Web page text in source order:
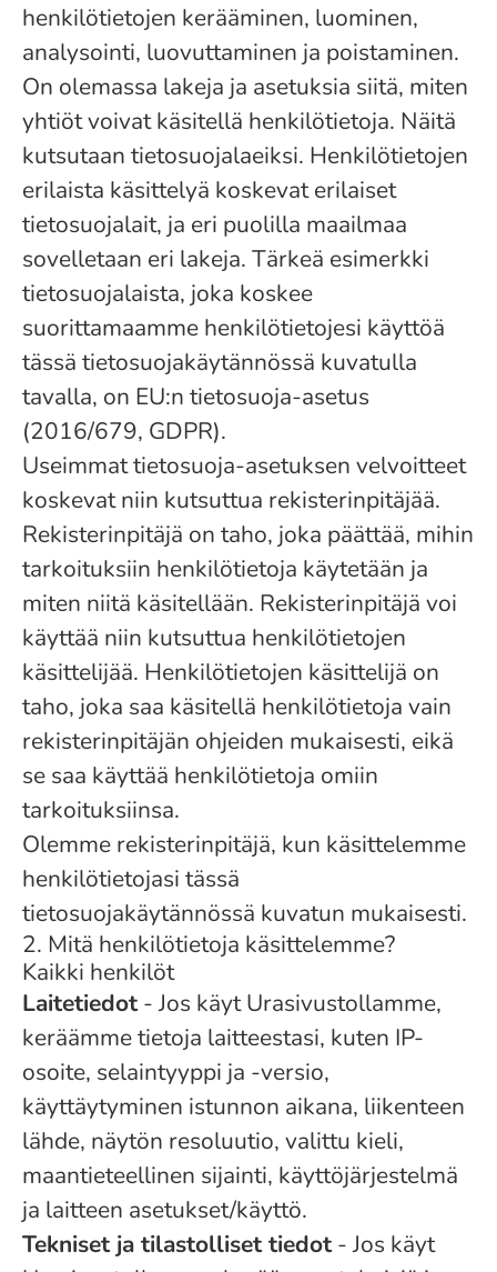
henkilötietojen kerääminen, luominen,
analysointi, luovuttaminen ja poistaminen.
On olemassa lakeja ja asetuksia siitä, miten
yhtiöt voivat käsitellä henkilötietoja. Näitä
kutsutaan tietosuojalaeiksi. Henkilötietojen
erilaista käsittelyä koskevat erilaiset
tietosuojalait, ja eri puolilla maailmaa
sovelletaan eri lakeja. Tärkeä esimerkki
tietosuojalaista, joka koskee
suorittamaamme henkilötietojesi käyttöä
tässä tietosuojakäytännössä kuvatulla
tavalla, on EU:n tietosuoja-asetus
(2016/679, GDPR).
Useimmat tietosuoja-asetuksen velvoitteet
koskevat niin kutsuttua rekisterinpitäjää.
Rekisterinpitäjä on taho, joka päättää, mihin
tarkoituksiin henkilötietoja käytetään ja
miten niitä käsitellään. Rekisterinpitäjä voi
käyttää niin kutsuttua henkilötietojen
käsittelijää. Henkilötietojen käsittelijä on
taho, joka saa käsitellä henkilötietoja vain
rekisterinpitäjän ohjeiden mukaisesti, eikä
se saa käyttää henkilötietoja omiin
tarkoituksiinsa.
Olemme rekisterinpitäjä, kun käsittelemme
henkilötietojasi tässä
tietosuojakäytännössä kuvatun mukaisesti.
2. Mitä henkilötietoja käsittelemme?
Kaikki henkilöt
Laitetiedot- Jos käyt Urasivustollamme,
keräämme tietoja laitteestasi, kuten IP-
osoite, selaintyyppi ja -versio,
käyttäytyminen istunnon aikana, liikenteen
lähde, näytön resoluutio, valittu kieli,
maantieteellinen sijainti, käyttöjärjestelmä
ja laitteen asetukset/käyttö.
Tekniset ja tilastolliset tiedot- Jos käyt